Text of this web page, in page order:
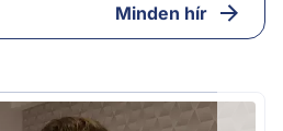
Minden hír